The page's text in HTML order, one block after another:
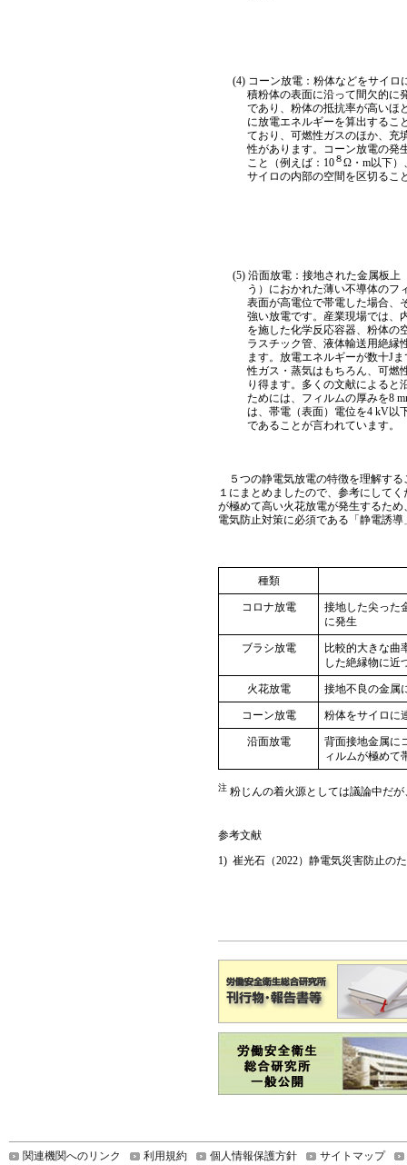
(4) コーン放電：粉体などをサイロ
積粉体の表面に沿って間欠的に
であり、粉体の抵抗率が高いほ
に放電エネルギーを算出するこ
ており、可燃性ガスのほか、充
性があります。コーン放電の発
こと（例えば：10８Ω・m以下）
サイロの内部の空間を区切るこ
(5) 沿面放電：接地された金属板上
う）におかれた薄い不導体のフ
表面が高電位で帯電した場合、
強い放電です。産業現場では、
を施した化学反応容器、粉体の
ラスチック管、液体輸送用絶縁
ます。放電エネルギーが数十J
性ガス・蒸気はもちろん、可燃
り得ます。多くの文献によると
ためには、フィルムの厚みを8
は、帯電（表面）電位を4 kV以
であることが言われています。
５つの静電気放電の特徴を理解する
１にまとめましたので、参考にして
が極めて高い火花放電が発生するた
電気防止対策に必須である「静電誘
種類
コロナ放電
接地した尖った
に発生
ブラシ放電
比較的大きな曲
した絶縁物に近
火花放電 接地不良の金属
コーン放電 粉体をサイロに
沿面放電
背面接地金属に
ィルムが極めて
注 粉じんの着火源としては議論中だ
参考文献
崔光石（2022）静電気災害防止の
関連機関へのリンク 利用規約 個人情報保護方針 サイトマップ